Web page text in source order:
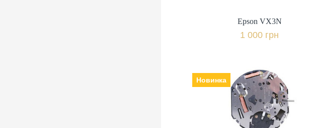
Epson VX3N
1 000 грн
Новинка
Epson VR3G
Виробник: Японія,